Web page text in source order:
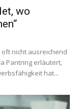
wo
nicht ausreichend
Pantring erläutert,
hat...